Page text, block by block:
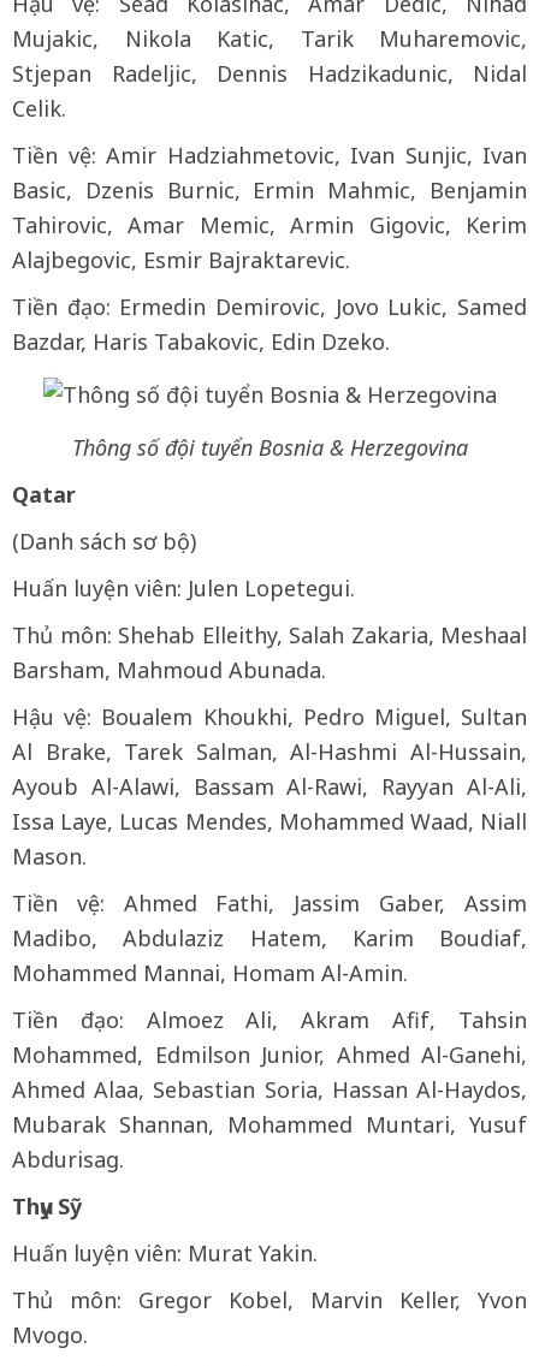
Mujakic, Nikola Katic, Tarik Muharemovic,
Stjepan Radeljic, Dennis Hadzikadunic, Nidal
Celik.
Tiền vệ: Amir Hadziahmetovic, Ivan Sunjic, Ivan
Basic, Dzenis Burnic, Ermin Mahmic, Benjamin
Tahirovic, Amar Memic, Armin Gigovic, Kerim
Alajbegovic, Esmir Bajraktarevic.
Tiền đạo: Ermedin Demirovic, Jovo Lukic, Samed
Bazdar, Haris Tabakovic, Edin Dzeko.
Thông số đội tuyển Bosnia & Herzegovina
Qatar
(Danh sách sơ bộ)
Huấn luyện viên: Julen Lopetegui.
Thủ môn: Shehab Elleithy, Salah Zakaria, Meshaal
Barsham, Mahmoud Abunada.
Hậu vệ: Boualem Khoukhi, Pedro Miguel, Sultan
Al Brake, Tarek Salman, Al-Hashmi Al-Hussain,
Ayoub Al-Alawi, Bassam Al-Rawi, Rayyan Al-Ali,
Issa Laye, Lucas Mendes, Mohammed Waad, Niall
Mason.
Tiền vệ: Ahmed Fathi, Jassim Gaber, Assim
Madibo, Abdulaziz Hatem, Karim Boudiaf,
Mohammed Mannai, Homam Al-Amin.
Tiền đạo: Almoez Ali, Akram Afif, Tahsin
Mohammed, Edmilson Junior, Ahmed Al-Ganehi,
Ahmed Alaa, Sebastian Soria, Hassan Al-Haydos,
Mubarak Shannan, Mohammed Muntari, Yusuf
Abdurisag.
Thụy Sỹ
Huấn luyện viên: Murat Yakin.
Thủ môn: Gregor Kobel, Marvin Keller, Yvon
Mvogo.